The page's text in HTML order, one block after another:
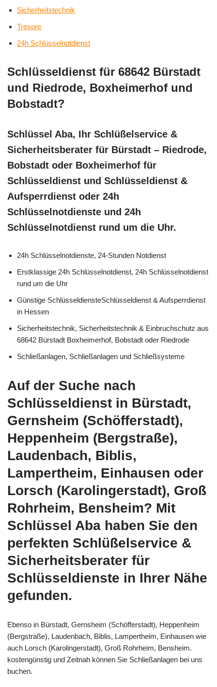
Sicherheitstechnik
Tresore
24h Schlüsselnotdienst
Schlüsseldienst für 68642 Bürstadt
und Riedrode, Boxheimerhof und
Bobstadt?
Schlüssel Aba, Ihr Schlüßelservice &
Sicherheitsberater für Bürstadt – Riedrode,
Bobstadt oder Boxheimerhof für
Schlüsseldienst und Schlüsseldienst &
Aufsperrdienst oder 24h
Schlüsselnotdienste und 24h
Schlüsselnotdienst rund um die Uhr.
24h Schlüsselnotdienste, 24-Stunden Notdienst
Erstklassige 24h Schlüsselnotdienst, 24h Schlüsselnotdienst
rund um die Uhr
Günstige SchlüsseldiensteSchlüsseldienst & Aufsperrdienst
in Hessen
Sicherheitstechnik, Sicherheitstechnik & Einbruchschutz aus
68642 Bürstadt Boxheimerhof, Bobstadt oder Riedrode
Schließanlagen, Schließanlagen und Schließsysteme
Auf der Suche nach
Schlüsseldienst in Bürstadt,
Gernsheim (Schöfferstadt),
Heppenheim (Bergstraße),
Laudenbach, Biblis,
Lampertheim, Einhausen oder
Lorsch (Karolingerstadt), Groß
Rohrheim, Bensheim? Mit
Schlüssel Aba haben Sie den
perfekten Schlüßelservice &
Sicherheitsberater für
Schlüsseldienste in Ihrer Nähe
gefunden.
Ebenso in Bürstadt, Gernsheim (Schöfferstadt), Heppenheim
(Bergstraße), Laudenbach, Biblis, Lampertheim, Einhausen wie
auch Lorsch (Karolingerstadt), Groß Rohrheim, Bensheim.
kostengünstig und Zeitnah können Sie Schließanlagen bei uns
buchen.